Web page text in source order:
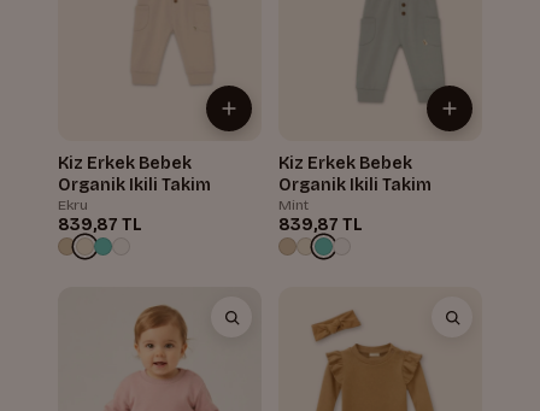
Kiz Erkek Bebek
Organik Ikili Takim
Ekru
839,87 TL
Kiz Erkek Bebek
Organik Ikili Takim
Mint
839,87 TL